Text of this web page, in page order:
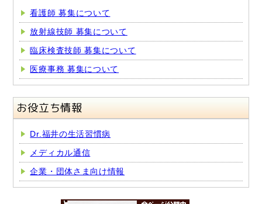
看護師 募集について
放射線技師 募集について
臨床検査技師 募集について
医療事務 募集について
お役立ち情報
Dr.福井の生活習慣病
メディカル通信
企業・団体さま向け情報